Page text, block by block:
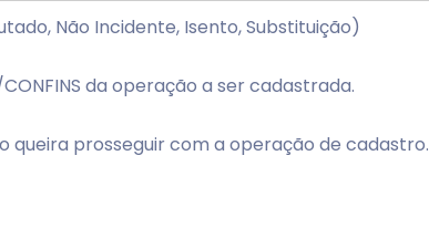
Não Incidente, Isento, Substituição)
da operação a ser cadastrada.
queira prosseguir com a operação de cadastro.